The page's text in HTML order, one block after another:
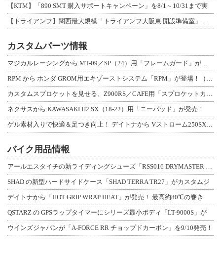
【KTM】「890 SMT 購入サポートキャンペーン」を8/1～10/31まで実
【トライアンフ】関西最大規模「トライアンフ大阪東 開設準備室」がオープン！ 限定
カスタムパーツ情報
マジカルレーシングから MT-09／SP（24）用「フレームガード」が登場！
RPM から ホンダ GROM用エキゾーストシステム「RPM」が登場！（動画あり
カスタムスプロケットを見せる、Z900RS／CAFE用「スプロケットカバーフルキ
ネクサスから KAWASAKI H2 SX（18-22）用「ニーパッド」が発売！
ゲル素材入りで快適＆足つき向上！ デイトナから Vストローム250SX用「快適ロ
バイク用品情報
アールエスタイチの新ライディングシューズ「RSS016 DRYMASTER スト
SHAD の新型ハードサイドケース「SHAD TERRA TR27」がカスタムジ
デイトナから「HOT GRIP WRAP HEAT」が発売！ 最高約80℃の巻き
QSTARZ の GPSラップタイマーにシリーズ最小ボディ「LT-9000S」が
ウインズジャパンが「A-FORCE RR チョップドカーボン」を9/10発売！